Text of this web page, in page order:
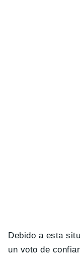
Debido a esta
un voto de